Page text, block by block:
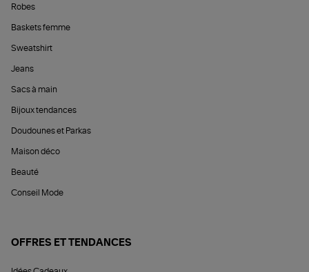
Robes
Baskets femme
Sweatshirt
Jeans
Sacs à main
Bijoux tendances
Doudounes et Parkas
Maison déco
Beauté
Conseil Mode
OFFRES ET TENDANCES